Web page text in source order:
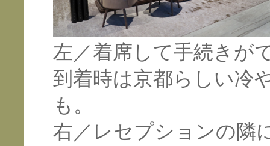
左／着席して手続きが
到着時は京都らしい冷
も。
右／レセプションの隣